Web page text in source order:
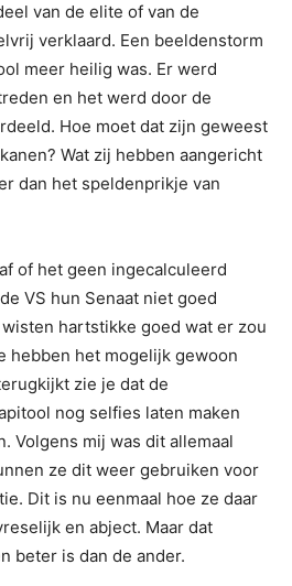
van de elite of van de
verklaard. Een beeldenstorm
meer heilig was. Er werd
en het werd door de
Hoe moet dat zijn geweest
Wat zij hebben aangericht
dan het speldenprikje van
of het geen ingecalculeerd
VS hun Senaat niet goed
hartstikke goed wat er zou
hebben het mogelijk gewoon
zie je dat de
nog selfies laten maken
Volgens mij was dit allemaal
ze dit weer gebruiken voor
Dit is nu eenmaal hoe ze daar
en abject. Maar dat
beter is dan de ander.